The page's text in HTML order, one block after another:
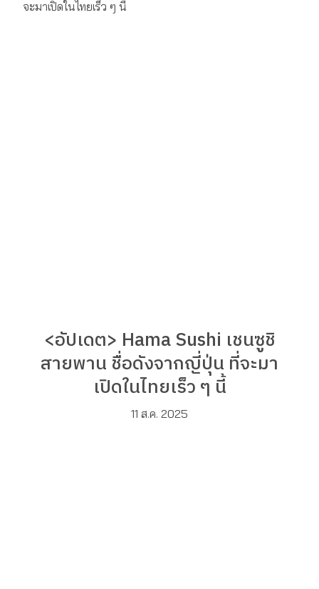
<อัปเดต> Hama Sushi เชนซูชิ
สายพาน ชื่อดังจากญี่ปุ่น ที่จะมา
เปิดในไทยเร็ว ๆ นี้
11 ส.ค. 2025